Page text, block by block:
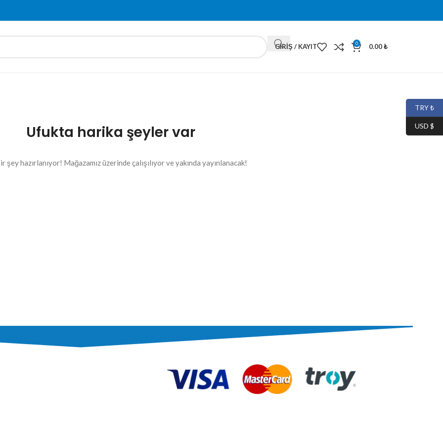
GIRIŞ / KAYIT 0 0.00₺
Ufukta harika şeyler var
şey hazırlanıyor! Mağazamız üzerinde çalışılıyor ve yakında yayınlanacak!
TRY ₺
USD $